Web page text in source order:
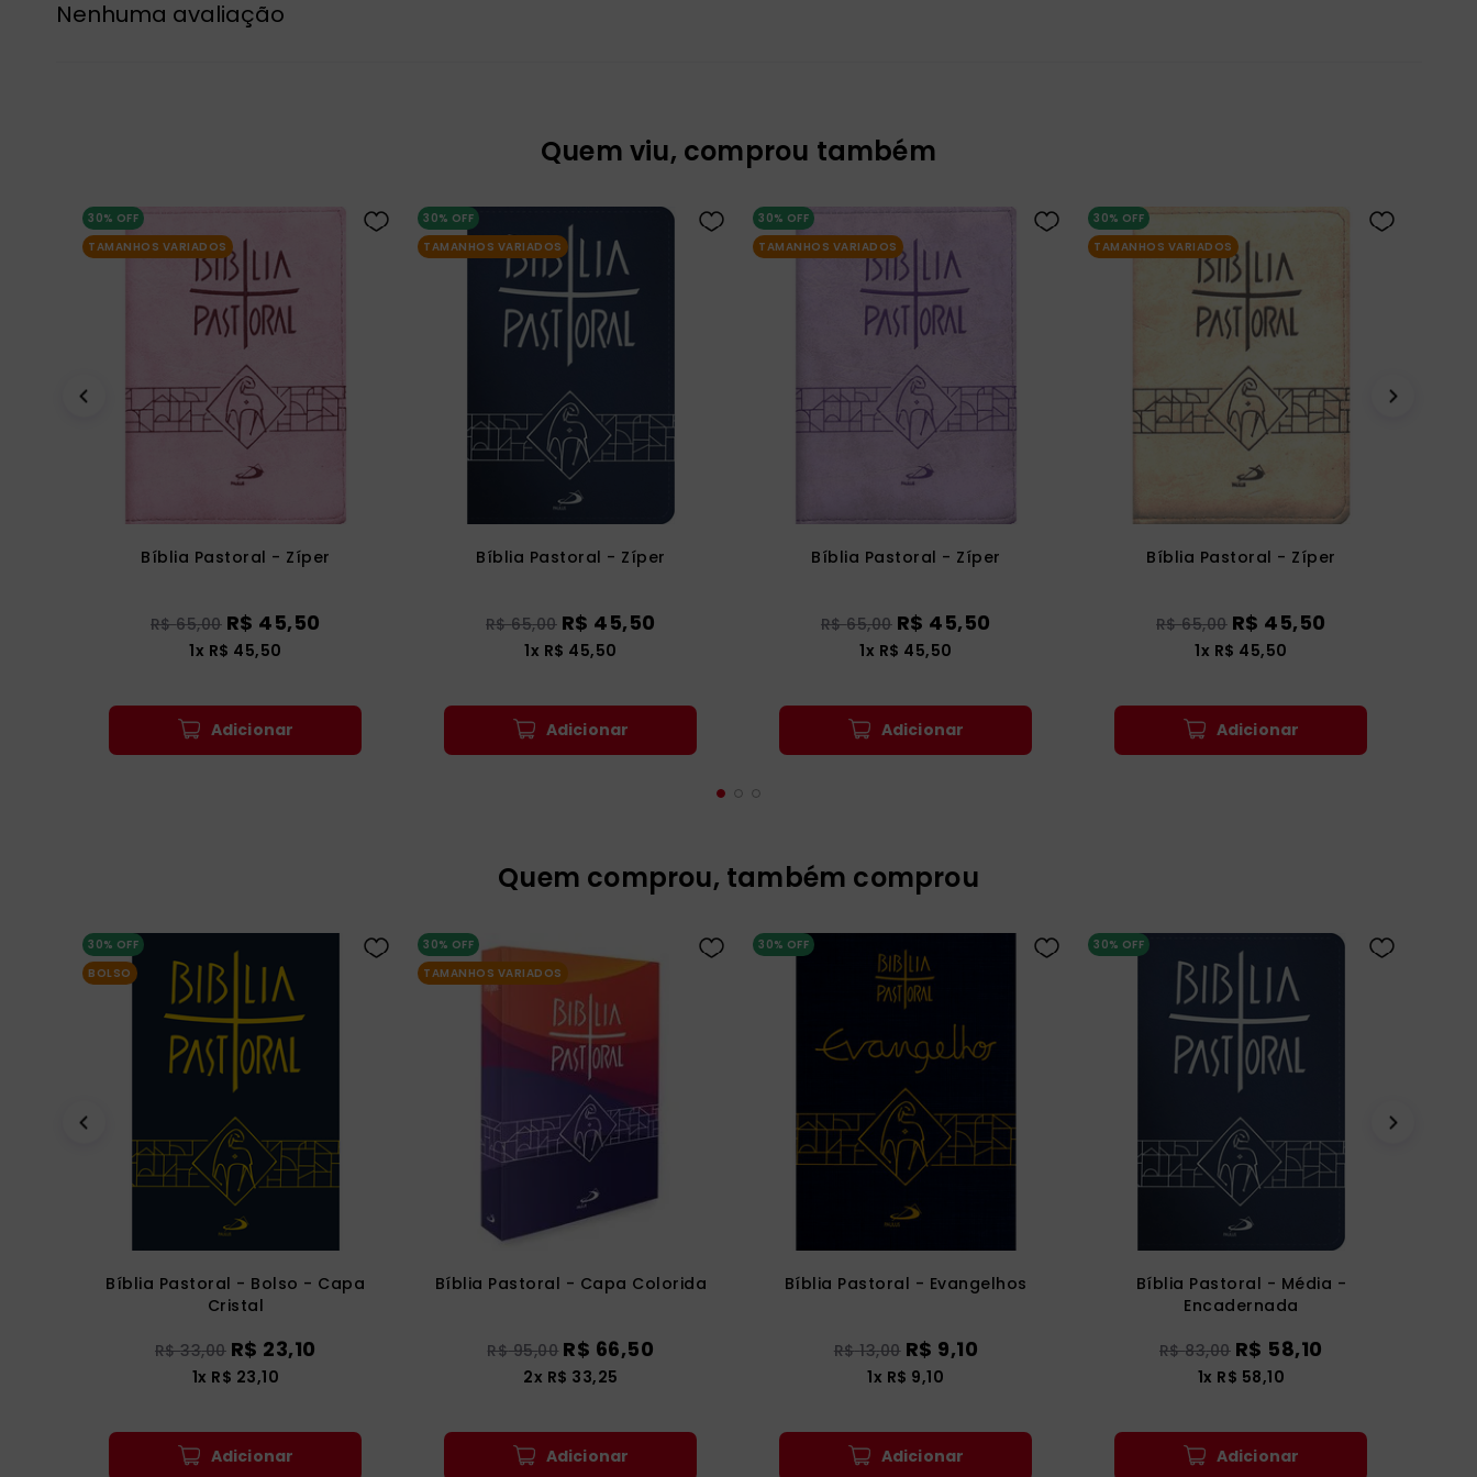
Nenhuma avaliação
Quem viu, comprou também
30% OFF
TAMANHOS VARIADOS
Bíblia Pastoral - Zíper
R$ 65,00 R$ 45,50
1x R$ 45,50
Adicionar
30% OFF
TAMANHOS VARIADOS
Bíblia Pastoral - Zíper
R$ 65,00 R$ 45,50
1x R$ 45,50
Adicionar
30% OFF
TAMANHOS VARIADOS
Bíblia Pastoral - Zíper
R$ 65,00 R$ 45,50
1x R$ 45,50
Adicionar
30% OFF
TAMANHOS VARIADOS
Bíblia Pastoral - Zíper
R$ 65,00 R$ 45,50
1x R$ 45,50
Adicionar
Quem comprou, também comprou
30% OFF
BOLSO
Bíblia Pastoral - Bolso - Capa
Cristal
R$ 33,00 R$ 23,10
1x R$ 23,10
Adicionar
30% OFF
TAMANHOS VARIADOS
Bíblia Pastoral - Capa Colorida
R$ 95,00 R$ 66,50
2x R$ 33,25
Adicionar
30% OFF
Bíblia Pastoral - Evangelhos
R$ 13,00 R$ 9,10
1x R$ 9,10
Adicionar
30% OFF
Bíblia Pastoral - Média -
Encadernada
R$ 83,00 R$ 58,10
1x R$ 58,10
Adicionar